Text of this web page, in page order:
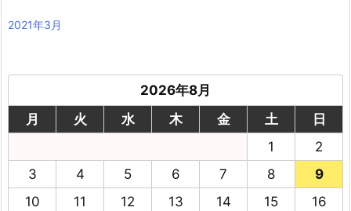
2021年3月
2026年8月
月
火 水 木 金 土
日
1
2
3
4 5 6 7 8
9
10
11 12 13 14 15
16